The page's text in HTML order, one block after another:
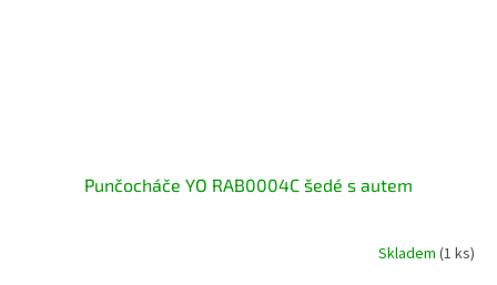
Punčocháče YO RAB0004C šedé s autem
Skladem (1 ks)